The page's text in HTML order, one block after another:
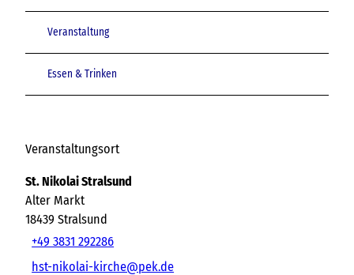
Veranstaltung
Essen & Trinken
Veranstaltungsort
St. Nikolai Stralsund
Alter Markt
18439 Stralsund
+49 3831 292286
hst-nikolai-kirche@pek.de